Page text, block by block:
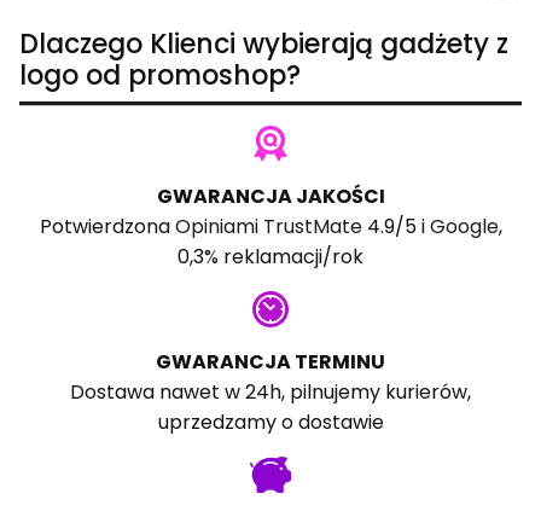
Dlaczego Klienci wybierają gadżety z
logo od promoshop?
GWARANCJA JAKOŚCI
PotwierdzonaOpiniami TrustMate4.9/5 iGoogle,
0,3% reklamacji/rok
GWARANCJA TERMINU
Dostawa nawet w 24h, pilnujemy kurierów,
uprzedzamy o dostawie